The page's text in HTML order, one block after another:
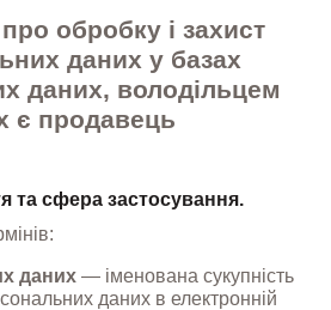
обробку і захист
даних у базах
даних, володільцем
є продавець
та сфера застосування.
даних — іменована сукупність
даних в електронній